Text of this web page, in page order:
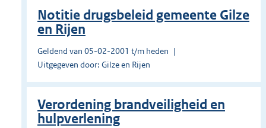
Notitie drugsbeleid gemeente Gilze
en Rijen
Geldend van 05-02-2001 t/m heden
Uitgegeven door: Gilze en Rijen
Verordening brandveiligheid en
hulpverlening